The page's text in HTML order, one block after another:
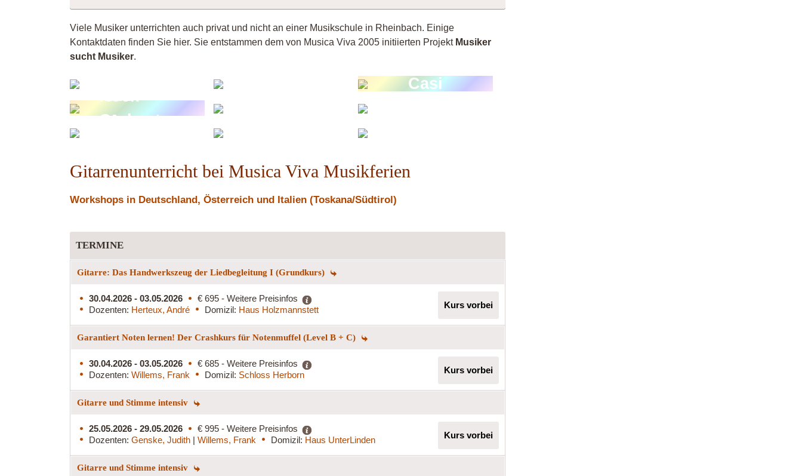
Viele Musiker unterrichten auch privat und nicht an einer Musikschule in Rheinbach. Einige
Kontaktdaten finden Sie hier. Sie entstammen dem von Musica Viva 2005 initiierten Projekt Musiker
sucht Musiker.
Bee
Casi
Rock
Orchester
Maureen
Gitarrenunterricht bei Musica Viva Musikferien
Workshops in Deutschland, Österreich und Italien (Toskana/Südtirol)
TERMINE
Gitarre: Das Handwerkszeug der Liedbegleitung I (Grundkurs)
30.04.2026 - 03.05.2026
€ 695 - Weitere Preisinfos
Dozenten: Herteux, André Domizil: Haus Holzmannstett Kurs vorbei
Garantiert Noten lernen! Der Crashkurs für Notenmuffel (Level B + C)
30.04.2026 - 03.05.2026
€ 685 - Weitere Preisinfos
Dozenten: Willems, Frank Domizil: Schloss Herborn Kurs vorbei
Gitarre und Stimme intensiv
25.05.2026 - 29.05.2026
€ 995 - Weitere Preisinfos
Dozenten: Genske, Judith | Willems, Frank Domizil: Haus UnterLinden Kurs vorbei
Gitarre und Stimme intensiv